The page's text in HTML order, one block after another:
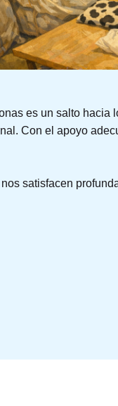
es un salto hacia
Con el apoyo
satisfacen